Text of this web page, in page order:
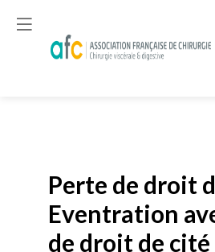
Perte de droit
Eventration
de droit de cité